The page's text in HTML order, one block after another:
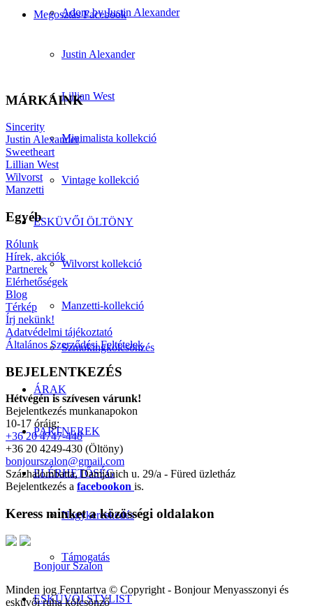
Adore by Justin Alexander
Justin Alexander
Lillian West
Minimalista kollekció
Vintage kollekció
ESKÜVŐI ÖLTÖNY
Wilvorst kollekció
Manzetti-kollekció
Szmokingkölcsönzés
ÁRAK
PARTNEREK
ELÉRHETŐSÉG
Nagykereskedés
Támogatás
ESKÜVŐI STYLIST
Megosztás Facebook
MÁRKÁINK
Sincerity
Justin Alexander
Sweetheart
Lillian West
Wilvorst
Manzetti
Egyéb
Rólunk
Hírek, akciók
Partnerek
Elérhetőségek
Blog
Térkép
Írj nekünk!
Adatvédelmi tájékoztató
Általános Szerződési Feltételek
BEJELENTKEZÉS
Hétvégén is szívesen várunk!
Bejelentkezés munkanapokon
10-17 óráig:
+36 20 4747-448
+36 20 4249-430 (Öltöny)
bonjourszalon@gmail.com
Százhalombatta, Damjanich u. 29/a - Füred üzletház
Bejelentkezés a facebookon is.
Keress minket a közösségi oldalakon
Bonjour Szalon
Minden jog Fenntartva © Copyright - Bonjour Menyasszonyi és
esküvői ruha kölcsönző